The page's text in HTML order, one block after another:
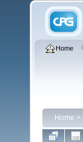
Home
Home >